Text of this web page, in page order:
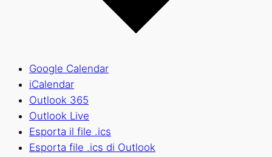
Google Calendar
iCalendar
Outlook 365
Outlook Live
Esporta il file .ics
Esporta file .ics di Outlook